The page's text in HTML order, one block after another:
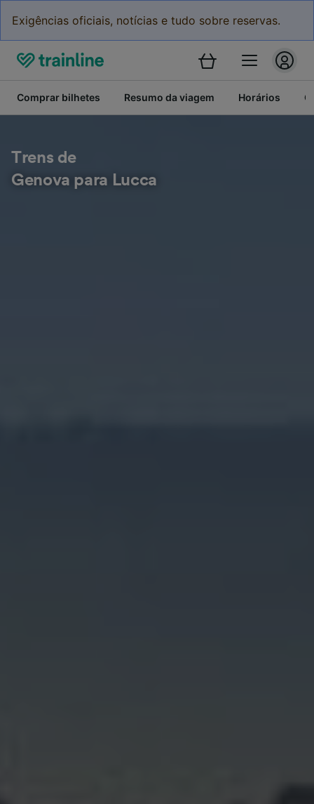
Exigências oficiais, notícias e tudo sobre reservas.
Comprar bilhetes Resumo da viagem Horários
Trens de
Genova para Lucca